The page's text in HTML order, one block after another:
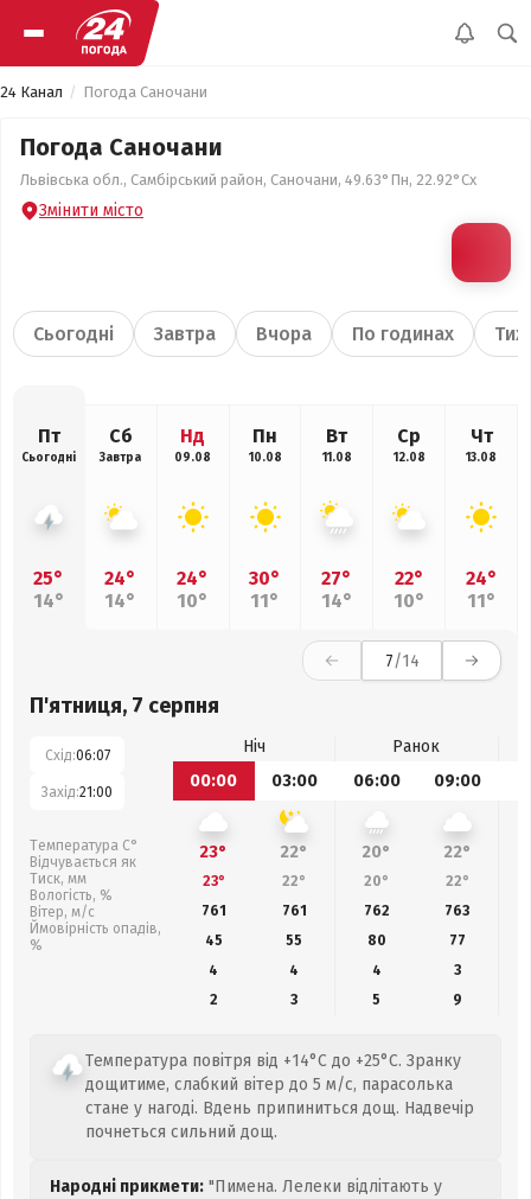
24 Канал Погода Саночани
Погода Саночани
Львівська обл., Самбірський район, Саночани, 49.63°Пн, 22.92°Сх
Змінити місто
Сьогодні Завтра Вчора По годинах
Пт
Сьогодні
25°
14°
Сб
Завтра
24°
14°
Нд
09.08
24°
10°
Пн
10.08
30°
11°
Вт
11.08
27°
14°
Ср
12.08
22°
10°
Чт
13.08
24°
11°
7/14
П'ятниця, 7 серпня
Схід:06:07
Захід:21:00
Температура С°
Відчувається як
Тиск, мм
Вологість, %
Вітер, м/с
Ймовірність опадів,
%
Ніч
Ранок
00:00
03:00 06:00 09:00
23° 22° 20° 22°
23° 22° 20° 22°
761
761 762 763
45
55 80 77
4
4 4
3
2
3 5 9
Температура повітря від +14°C до +25°C. Зранку
дощитиме, слабкий вітер до 5 м/с, парасолька
стане у нагоді. Вдень припиниться дощ. Надвечір
почнеться сильний дощ.
Народні прикмети: "Пимена. Лелеки відлітають у